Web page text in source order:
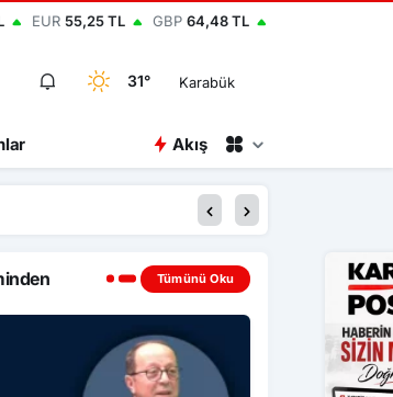
EUR 55,25 TL GBP 64,48 TL
31° Karabük
Akış
20:52 Kastamonu
Tümünü Oku